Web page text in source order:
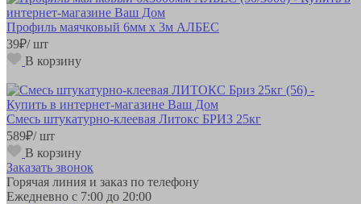
Профиль маячковый 6мм х 3м АЛБЕС
39₽/ шт
В корзину
Смесь штукатурно-клеевая Литокс БРИЗ 25кг
589₽/ шт
В корзину
Заказать звонок
Горячая линия и заказ по телефону
Ежедневно с 7:00 до 20:00